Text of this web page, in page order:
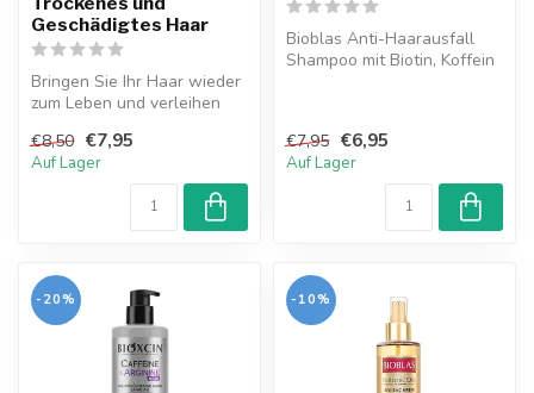
Geschädigtes Haar
Bringen Sie Ihr Haar wieder
zum Leben und verleihen
Glanz...
€8,50 €7,95
Auf Lager
Bioblas Anti-Haarausfall
Shampoo mit Biotin, Koffein
€7,95 €6,95
Auf Lager
-20% -10%